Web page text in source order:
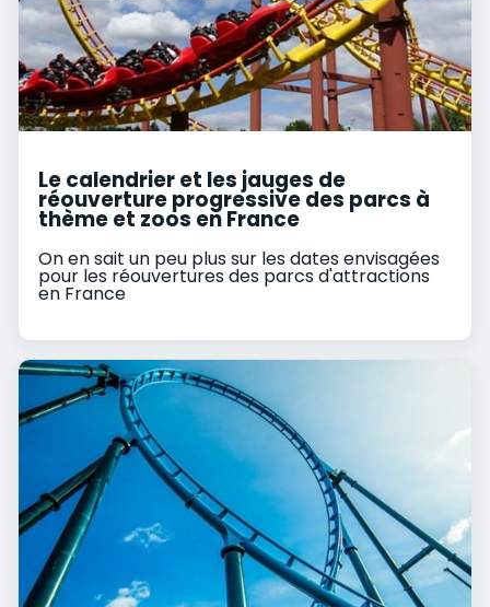
Le calendrier et les jauges de
réouverture progressive des parcs à
thème et zoos en France
On en sait un peu plus sur les dates envisagées
pour les réouvertures des parcs d'attractions
en France